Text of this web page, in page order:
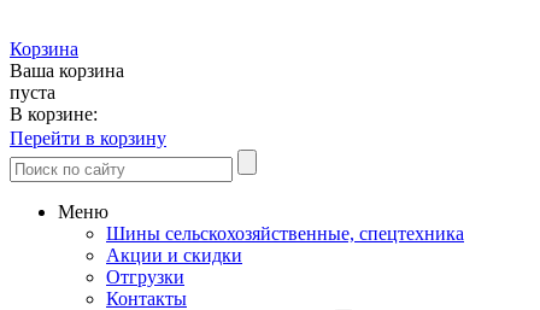
Корзина
Ваша корзина
пуста
В корзине:
Перейти в корзину
Меню
Шины сельскохозяйственные, спецтехника
Акции и скидки
Отгрузки
Контакты